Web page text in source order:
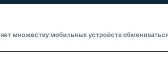
множеству мобильных устройств